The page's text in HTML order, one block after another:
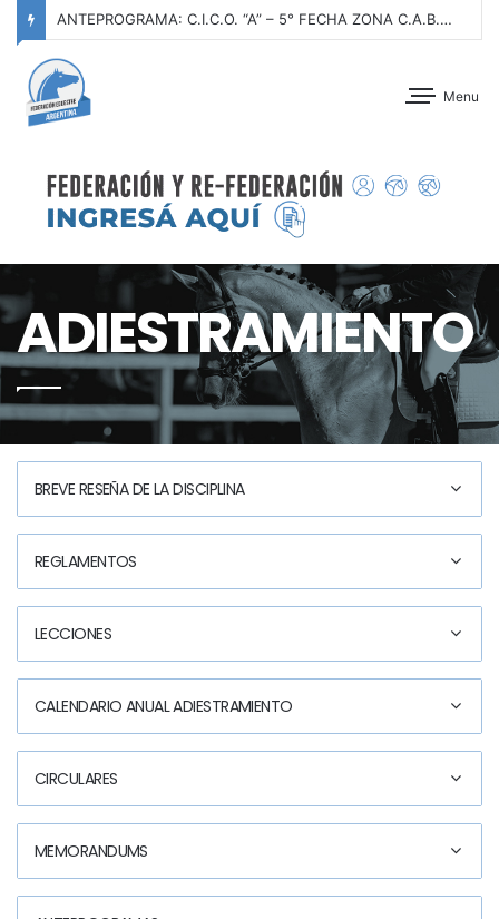
ANTEPROGRAMA: C.I.C.O. “A” – 5° FECHA ZONA C.A.B.A. – 2° FECHA CABALLOS NUEVOS SERIE III – CLUB ALEMÁN DE EQUITACIÓN – 08 Y 09 DE AGOSTO DE 2026
Menu
ADIESTRAMIENTO
BREVE RESEÑA DE LA DISCIPLINA
REGLAMENTOS
LECCIONES
CALENDARIO ANUAL ADIESTRAMIENTO
CIRCULARES
MEMORANDUMS